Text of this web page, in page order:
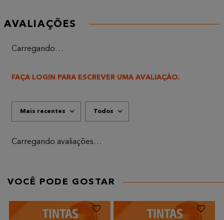
AVALIAÇÕES
Carregando…
FAÇA LOGIN PARA ESCREVER UMA AVALIAÇÃO.
Mais recentes Todos
Carregando avaliações…
VOCÊ PODE GOSTAR